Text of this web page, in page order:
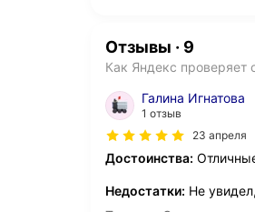
Отзывы · 9
Как Яндекс проверяет
Галина Игнатова
1 отзыв
23 апреля
Достоинства:
Недостатки: Не